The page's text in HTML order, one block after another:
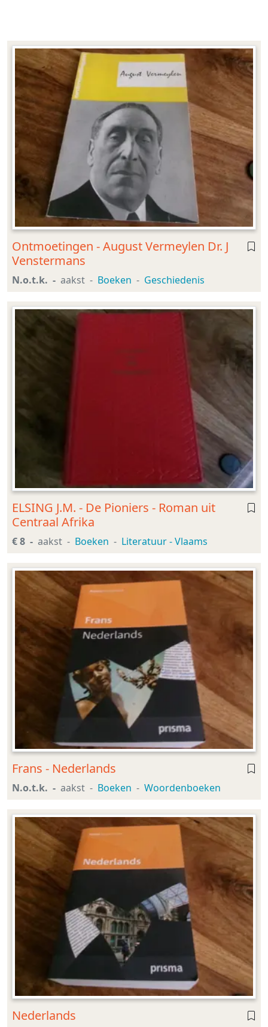
Ontmoetingen - August Vermeylen Dr. J
Venstermans
N.o.t.k. aakst Boeken Geschiedenis
ELSING J.M. - De Pioniers - Roman uit
Centraal Afrika
€ 8 aakst Boeken Literatuur - Vlaams
Frans - Nederlands
N.o.t.k. aakst Boeken Woordenboeken
Nederlands